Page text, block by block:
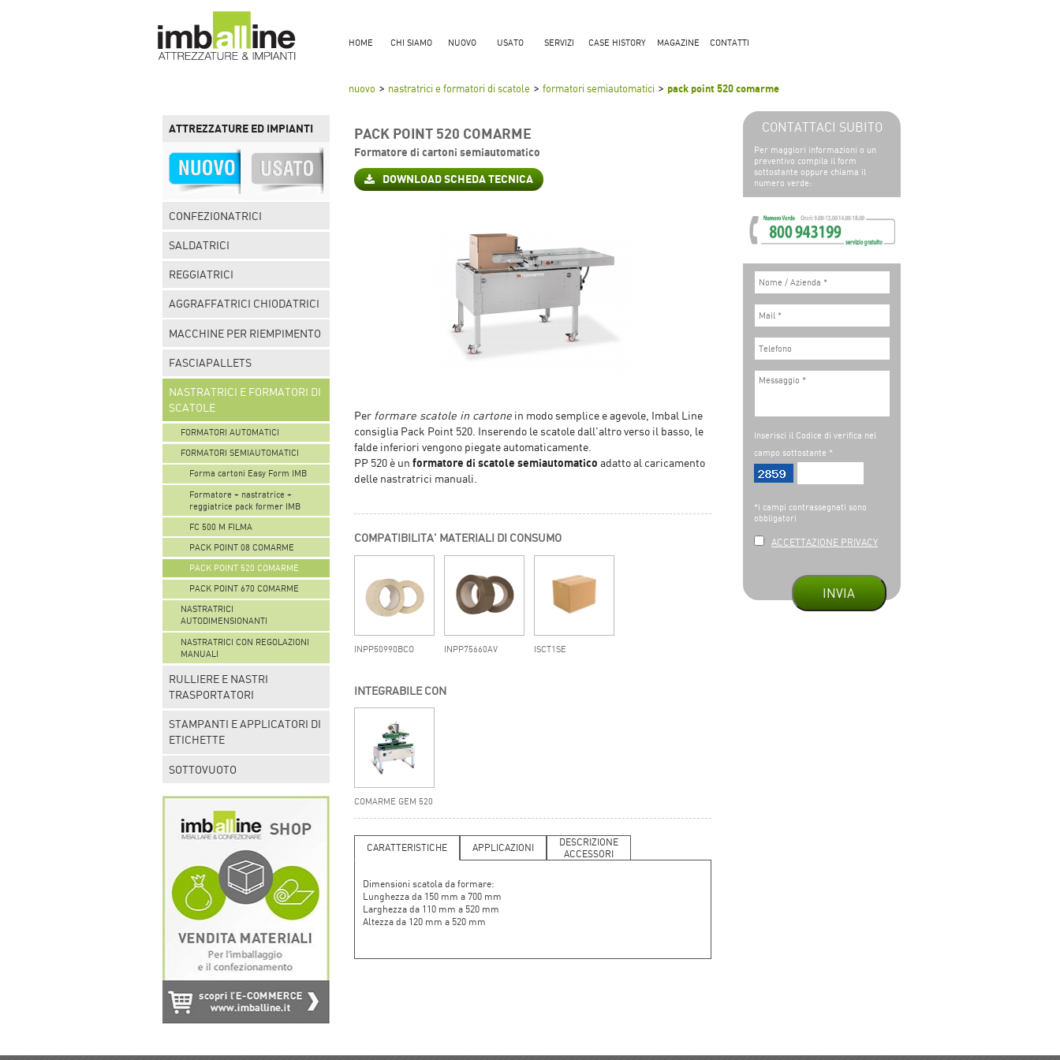
HOME CHI SIAMO NUOVO USATO SERVIZI CASE HISTORY MAGAZINE CONTATTI
nuovo > nastratrici e formatori di scatole > formatori semiautomatici> pack point 520 comarme
ATTREZZATURE ED IMPIANTI
CONFEZIONATRICI
SALDATRICI
REGGIATRICI
AGGRAFFATRICI CHIODATRICI
MACCHINE PER RIEMPIMENTO
FASCIAPALLETS
NASTRATRICI E FORMATORI DI
SCATOLE
FORMATORI AUTOMATICI
FORMATORI SEMIAUTOMATICI
Forma cartoni Easy Form IMB
Formatore + nastratrice +
reggiatrice pack former IMB
FC 500 M FILMA
PACK POINT 08 COMARME
PACK POINT 520 COMARME
PACK POINT 670 COMARME
NASTRATRICI
AUTODIMENSIONANTI
NASTRATRICI CON REGOLAZIONI
MANUALI
RULLIERE E NASTRI
TRASPORTATORI
STAMPANTI E APPLICATORI DI
ETICHETTE
SOTTOVUOTO
PACK POINT 520 COMARME
Formatore di cartoni semiautomatico
DOWNLOAD SCHEDA TECNICA
Per formare scatole in cartonein modo semplice e agevole, Imbal Line
consiglia Pack Point 520. Inserendo le scatole dall'altro verso il basso, le
falde inferiori vengono piegate automaticamente.
PP 520 è un formatore di scatole semiautomatico adatto al caricamento
delle nastratrici manuali.
COMPATIBILITA' MATERIALI DI CONSUMO
INPP50990BCO INPP75660AV ISCT1SE
INTEGRABILE CON
COMARME GEM 520
CARATTERISTICHE APPLICAZIONI
DESCRIZIONE
ACCESSORI
Dimensioni scatola da formare:
Lunghezza da 150 mm a 700 mm
Larghezza da 110 mm a 520 mm
Altezza da 120 mm a 520 mm
CONTATTACI SUBITO
Per maggiori informazioni o un
preventivo compila il form
sottostante oppure chiama il
numero verde:
Inserisci il Codice di verifica nel
campo sottostante *
*i campi contrassegnati sono
obbligatori
ACCETTAZIONE PRIVACY
INVIA